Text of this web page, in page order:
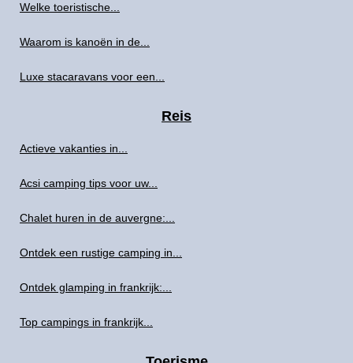
Welke toeristische...
Waarom is kanoën in de...
Luxe stacaravans voor een...
Reis
Actieve vakanties in...
Acsi camping tips voor uw...
Chalet huren in de auvergne:...
Ontdek een rustige camping in...
Ontdek glamping in frankrijk:...
Top campings in frankrijk...